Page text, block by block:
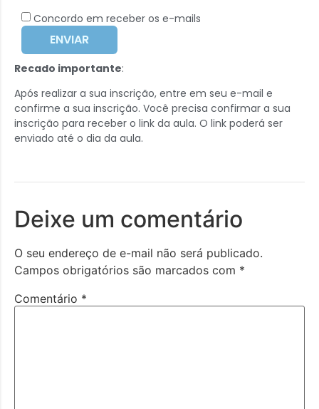
Concordo em receber os e-mails
ENVIAR
Recado importante:
Após realizar a sua inscrição, entre em seu e-mail e
confirme a sua inscrição. Você precisa confirmar a sua
inscrição para receber o link da aula. O link poderá ser
enviado até o dia da aula.
Deixe um comentário
O seu endereço de e-mail não será publicado.
Campos obrigatórios são marcados com *
Comentário *